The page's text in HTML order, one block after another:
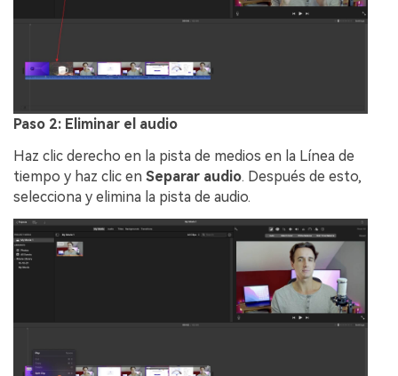
Paso 2: Eliminar el audio
Haz clic derecho en la pista de medios en la Línea de
tiempo y haz clic en Separar audio. Después de esto,
selecciona y elimina la pista de audio.